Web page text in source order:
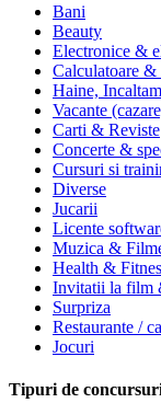
Bani
Beauty
Electronice &
Calculatoare
Haine,
Vacante
Carti & Reviste
Concerte &
Cursuri si
Diverse
Jucarii
Licente
Muzica &
Health &
Invitatii la film
Surpriza
Restaurante /
Jocuri
Tipuri de